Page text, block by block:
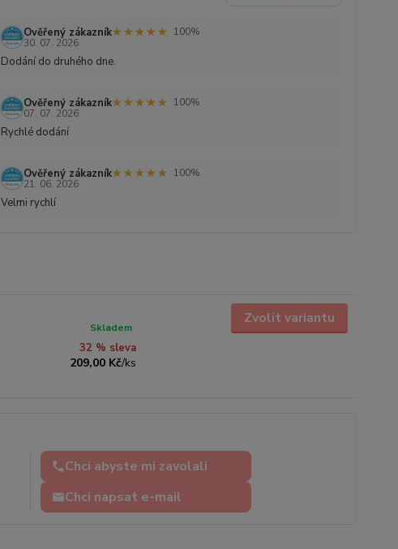
Ověřený zákazník★★★★★
★★★★★
100%
30. 07. 2026
Dodání do druhého dne.
Ověřený zákazník★★★★★
★★★★★
100%
07. 07. 2026
Rychlé dodání
Ověřený zákazník★★★★★
★★★★★
100%
21. 06. 2026
Velmi rychlí
32 % sleva
209,00 Kč/ks
Skladem
Zvolit variantu
Chci abyste mi zavolali
Chci napsat e-mail